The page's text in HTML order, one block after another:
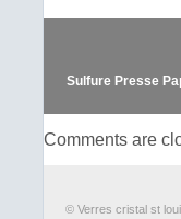
en
dans
vendeur
Sulfure Presse
Comments are
© Verres cristal st